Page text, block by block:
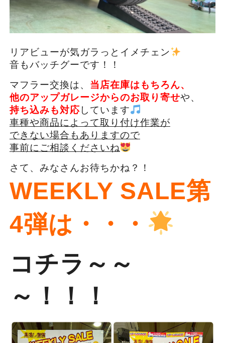
リアビューが気ガラっとイメチェン
音もバッチグーです！！
マフラー交換は、 当店在庫はもちろん、
他のアップガレージからのお取り寄せや、
持ち込みも対応しています
車種や商品によって取り付け作業が
できない場合もありますので
事前にご相談くださいね
さて、みなさんお待ちかね？！
WEEKLY SALE第
4弾は・・・
コチラ～～
～！！！